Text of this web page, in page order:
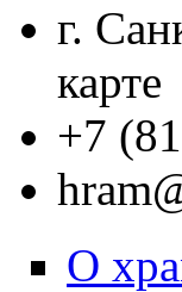
г.
карте
+7
О